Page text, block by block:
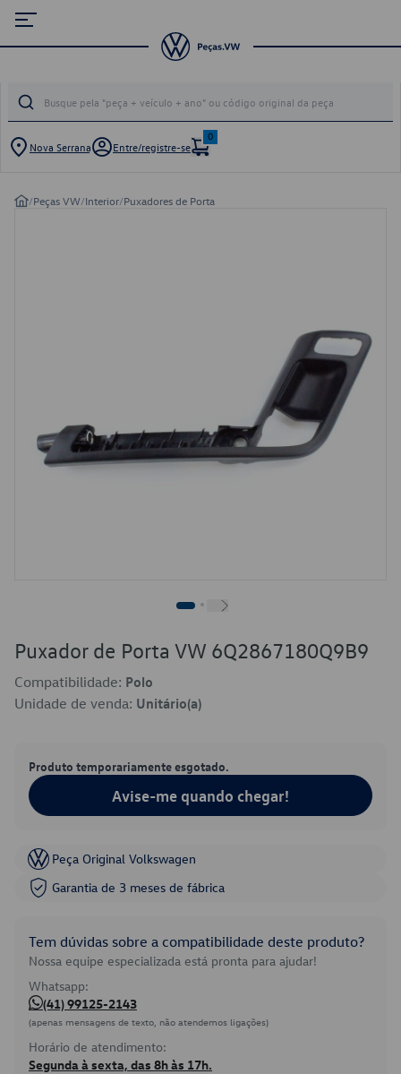
Nova Serrana Entre/registre-se
0
/Peças VW/Interior/Puxadores de Porta
Puxador de Porta VW 6Q2867180Q9B9
Compatibilidade: Polo
Unidade de venda: Unitário(a)
Produto temporariamente esgotado.
Avise-me quando chegar!
Peça Original Volkswagen
Garantia de 3 meses de fábrica
Tem dúvidas sobre a compatibilidade deste produto?
Nossa equipe especializada está pronta para ajudar!
Whatsapp:
(41) 99125-2143
(apenas mensagens de texto, não atendemos ligações)
Horário de atendimento:
Segunda à sexta, das 8h às 17h.